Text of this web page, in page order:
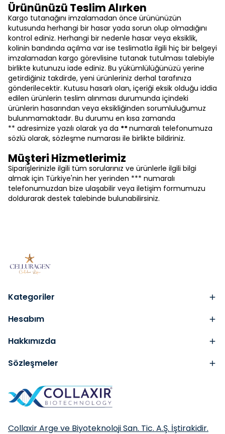
Ürününüzü Teslim Alırken
Kargo tutanağını imzalamadan önce ürününüzün
kutusunda herhangi bir hasar yada sorun olup olmadığını
kontrol ediniz. Herhangi bir nedenle hasar veya eksiklik,
kolinin bandında açılma var ise teslimatla ilgili hiç bir belgeyi
imzalamadan kargo görevlisine tutanak tutulması talebiyle
birlikte kutunuzu iade ediniz. Bu yükümlülüğünüzü yerine
getirdiğiniz takdirde, yeni ürünleriniz derhal tarafınıza
gönderilecektir. Kutusu hasarlı olan, içeriği eksik olduğu iddia
edilen ürünlerin teslim alınması durumunda içindeki
ürünlerin hasarından veya eksikliğinden sorumluluğumuz
bulunmamaktadır. Bu durumu en kısa zamanda
** adresimize yazılı olarak ya da **numaralı telefonumuza
sözlü olarak, sözleşme numarası ile birlikte bildiriniz.
Müşteri Hizmetlerimiz
Siparişlerinizle ilgili tüm sorularınız ve ürünlerle ilgili bilgi
almak için Türkiye'nin her yerinden *** numaralı
telefonumuzdan bize ulaşabilir veya iletişim formumuzu
doldurarak destek talebinde bulunabilirsiniz.
Kategoriler
Hesabım
Hakkımızda
Sözleşmeler
Collaxir Arge ve Biyoteknoloji San. Tic. A.Ş. İştirakidir.